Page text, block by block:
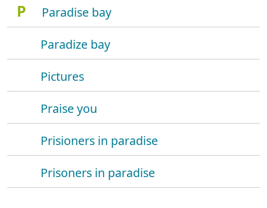
P
Paradise bay
Paradize bay
Pictures
Praise you
Prisioners in paradise
Prisoners in paradise